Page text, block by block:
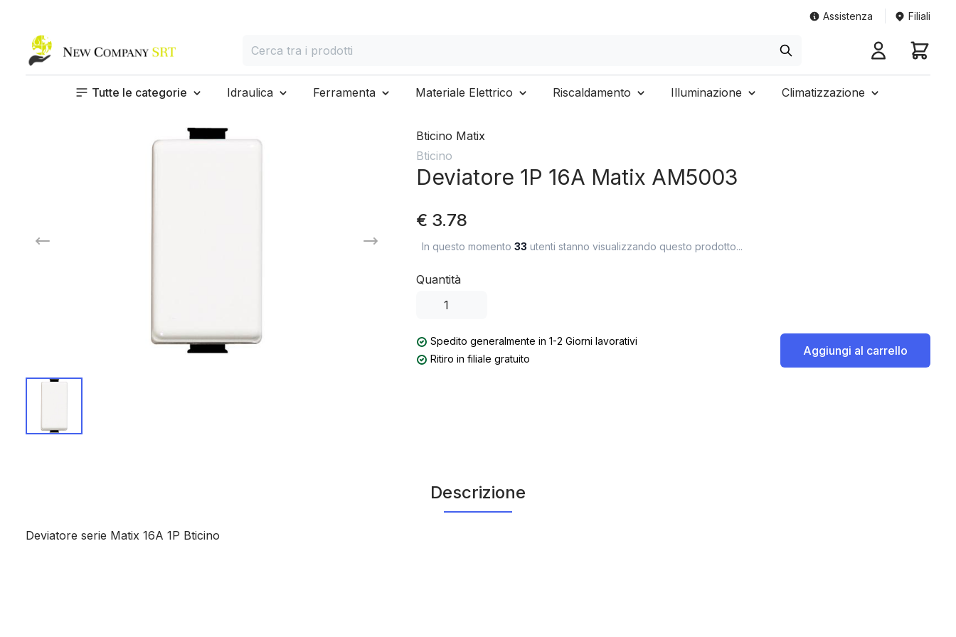
Assistenza Filiali
Home page
Tutte le categorie Idraulica Ferramenta Materiale Elettrico Riscaldamento Illuminazione Climatizzazione
Bticino Matix
Bticino
Deviatore 1P 16A Matix AM5003
€ 3.78
In questo momento 33 utenti stanno visualizzando questo prodotto...
Quantità
Spedito generalmente in 1-2 Giorni lavorativi
Ritiro in filiale gratuito
Aggiungi al carrello
Descrizione
Deviatore serie Matix 16A 1P Bticino